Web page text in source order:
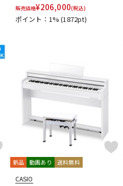
販売価格¥206,000(税込)
ポイント：1%(1872pt)
新品 動画あり 送料無料
CASIO